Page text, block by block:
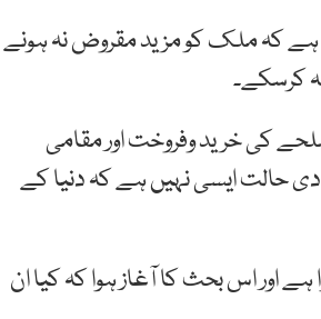
ہے کہ ملک کو مزید مقروض نہ ہونے
کرسکے۔
کی خرید وفروخت اور مقامی
حالت ایسی نہیں ہے کہ دنیا کے
اور اس بحث کا آغاز ہوا کہ کیا ان